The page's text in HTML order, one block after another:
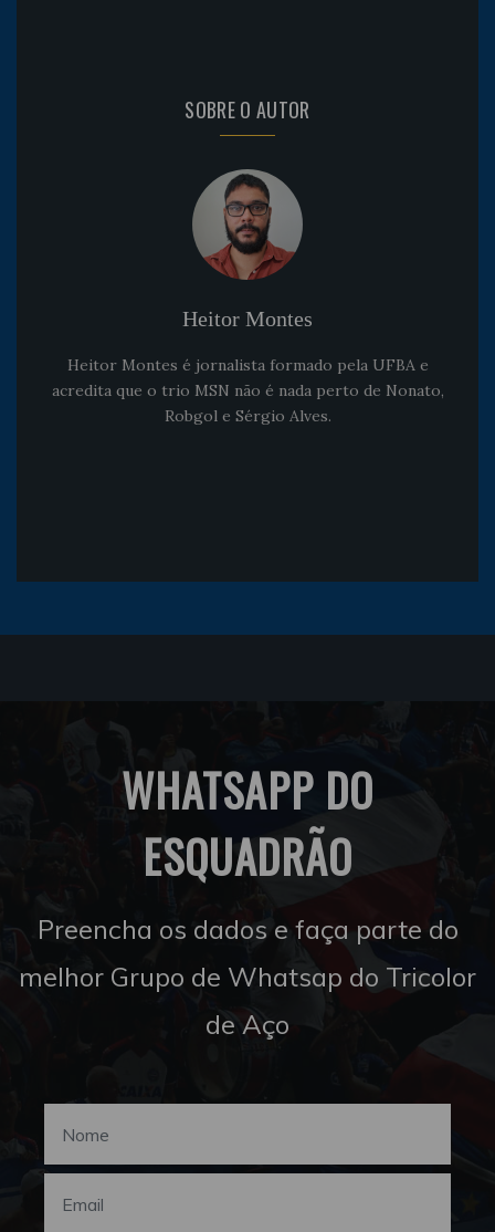
SOBRE O AUTOR
Heitor Montes
Heitor Montes é jornalista formado pela UFBA e
acredita que o trio MSN não é nada perto de Nonato,
Robgol e Sérgio Alves.
WHATSAPP DO
ESQUADRÃO
Preencha os dados e faça parte do
melhor Grupo de Whatsap do Tricolor
de Aço